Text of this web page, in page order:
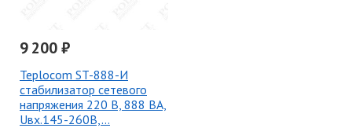
9 200 ₽
Teplocom ST-888-И
стабилизатор сетевого
напряжения 220 В, 888 ВА,
Uвх.145-260В,…